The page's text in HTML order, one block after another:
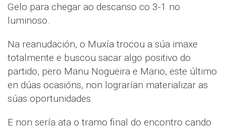
Gelo para chegar ao descanso co 3-1 no
luminoso.
Na reanudación, o Muxía trocou a súa imaxe
totalmente e buscou sacar algo positivo do
partido, pero Manu Nogueira e Mario, este último
en dúas ocasións, non lograrían materializar as
súas oportunidades.
E non sería ata o tramo final do encontro cando